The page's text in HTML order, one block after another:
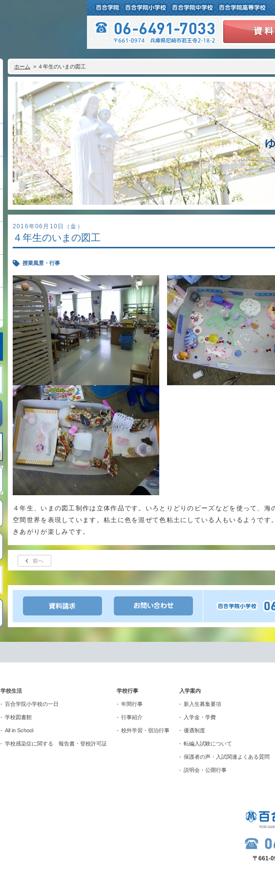
ホーム > ４年生のいまの図工
2016年06月10日（金）
４年生のいまの図工
授業風景・行事
４年生、いまの図工制作は立体作品です。いろとりどりのビーズなどを使って、海
空間世界を表現しています。粘土に色を混ぜて色粘土にしている人もいるようです
きあがりが楽しみです。
前へ
学校生活
百合学院小学校の一日
学校図書館
All in School
学校感染症に関する 報告書・登校許可証
学校行事
年間行事
行事紹介
校外学習・宿泊行事
入学案内
新入生募集要項
入学金・学費
優遇制度
転編入試験について
保護者の声・入試関連よくある質問
説明会・公開行事
〒661-